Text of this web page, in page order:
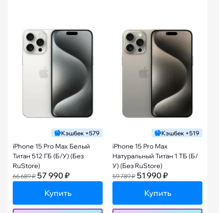
Кэшбек +579
iPhone 15 Pro Max Белый
Титан 512 ГБ (Б/У) (Без
RuStore)
66 689 ₽ 57 990 ₽
Купить
Кэшбек +519
iPhone 15 Pro Max
Натуральный Титан 1 ТБ (Б/
У) (Без RuStore)
59 789 ₽ 51 990 ₽
Купить